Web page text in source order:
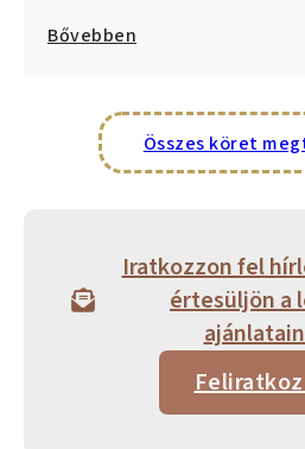
Bővebben
Összes köret
Iratkozzon fel
értesüljön a